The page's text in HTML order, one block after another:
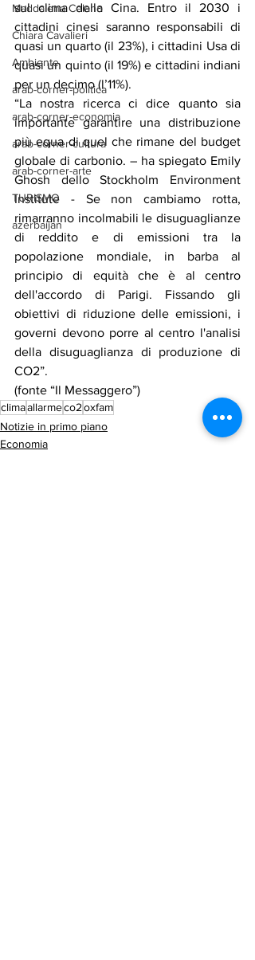
Maddalena Celano
Chiara Cavalieri
Ambiente
arab-corner-politica
arab-corner-economia
arab-corner-cultura
arab-corner-arte
TURISMO
azerbaijan
sul clima della Cina. Entro il 2030 i
cittadini cinesi saranno responsabili di
quasi un quarto (il 23%), i cittadini Usa di
quasi un quinto (il 19%) e cittadini indiani
per un decimo (l’11%).
“La nostra ricerca ci dice quanto sia
importante garantire una distribuzione
più equa di quel che rimane del budget
globale di carbonio. – ha spiegato Emily
Ghosh dello Stockholm Environment
Institute - Se non cambiamo rotta,
rimarranno incolmabili le disuguaglianze
di reddito e di emissioni tra la
popolazione mondiale, in barba al
principio di equità che è al centro
dell'accordo di Parigi. Fissando gli
obiettivi di riduzione delle emissioni, i
governi devono porre al centro l'analisi
della disuguaglianza di produzione di
CO2”.
(fonte “Il Messaggero”)
climaallarmeco2oxfam
Notizie in primo piano
Economia